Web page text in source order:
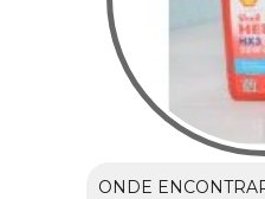
ONDE